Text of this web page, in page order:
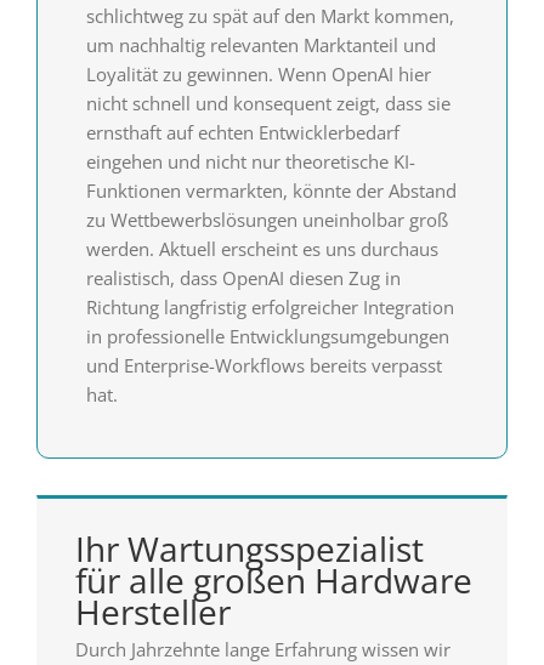
schlichtweg zu spät auf den Markt kommen,
um nachhaltig relevanten Marktanteil und
Loyalität zu gewinnen. Wenn OpenAI hier
nicht schnell und konsequent zeigt, dass sie
ernsthaft auf echten Entwicklerbedarf
eingehen und nicht nur theoretische KI-
Funktionen vermarkten, könnte der Abstand
zu Wettbewerbslösungen uneinholbar groß
werden. Aktuell erscheint es uns durchaus
realistisch, dass OpenAI diesen Zug in
Richtung langfristig erfolgreicher Integration
in professionelle Entwicklungsumgebungen
und Enterprise-Workflows bereits verpasst
hat.
Ihr Wartungsspezialist
für alle großen Hardware
Hersteller
Durch Jahrzehnte lange Erfahrung wissen wir